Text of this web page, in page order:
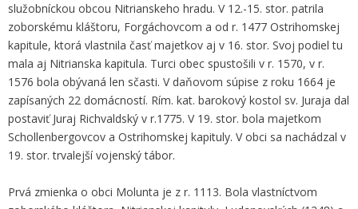
služobníckou obcou Nitrianskeho hradu. V 12.-15. stor. patrila
zoborskému kláštoru, Forgáchovcom a od r. 1477 Ostrihomskej
kapitule, ktorá vlastnila časť majetkov aj v 16. stor. Svoj podiel tu
mala aj Nitrianska kapitula. Turci obec spustošili v r. 1570, v r.
1576 bola obývaná len sčasti. V daňovom súpise z roku 1664 je
zapísaných 22 domácností. Rím. kat. barokový kostol sv. Juraja dal
postaviť Juraj Richvaldský v r.1775. V 19. stor. bola majetkom
Schollenbergovcov a Ostrihomskej kapituly. V obci sa nachádzal v
19. stor. trvalejší vojenský tábor.
Prvá zmienka o obci Molunta je z r. 1113. Bola vlastníctvom